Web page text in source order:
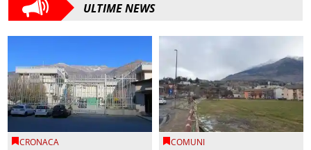
ULTIME NEWS
CRONACA COMUNI